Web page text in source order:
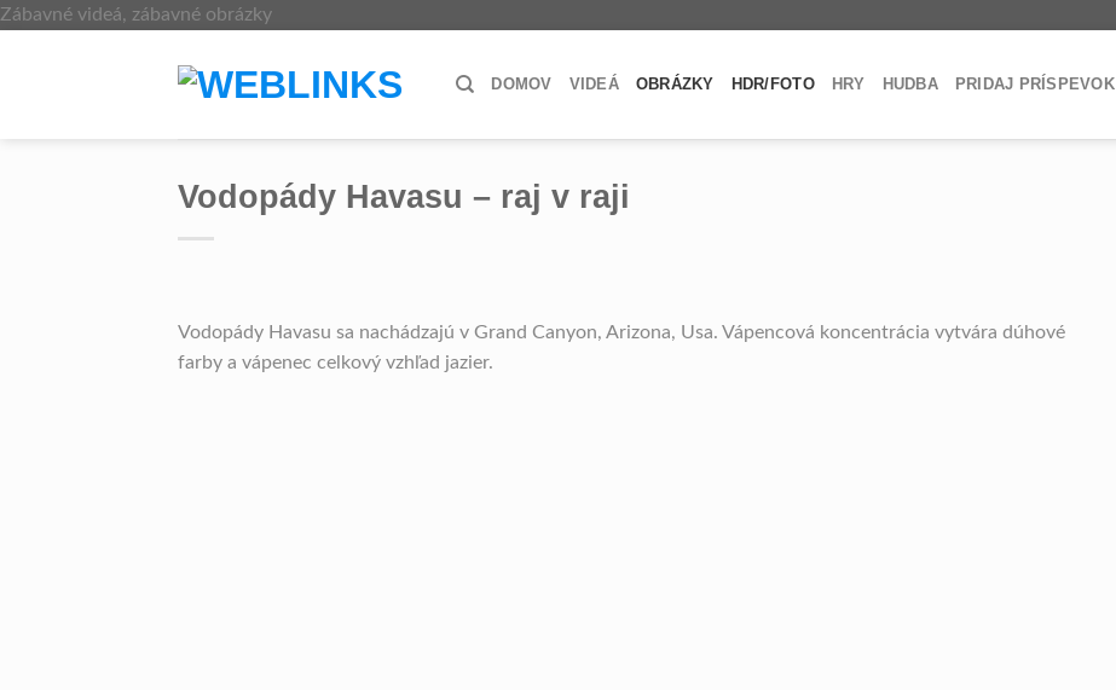
Zábavné videá, zábavné obrázkySkip
content
DOMOV VIDEÁ OBRÁZKY HDR/FOTO HRY HUDBA PRIDAJ PRÍSPEVOK
Vodopády Havasu – raj v raji
Vodopády Havasu sa nachádzajú v Grand Canyon, Arizona, Usa. Vápencová koncentrácia vytvára dúhové
farby a vápenec celkový vzhľad jazier.